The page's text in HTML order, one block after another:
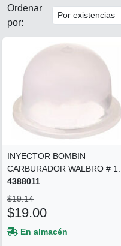
Ordenar
por:
INYECTOR BOMBIN
CARBURADOR WALBRO # 1...
4388011
$19.14
$19.00
En almacén